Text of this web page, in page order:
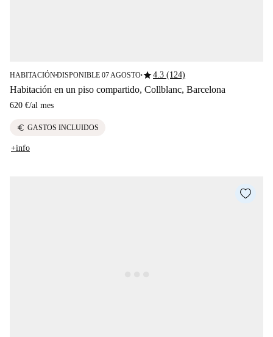
HABITACIÓN■DISPONIBLE 07 AGOSTO■star4.3 (124)
Habitación en un piso compartido, Collblanc, Barcelona
620 €/al mes
euro GASTOS INCLUIDOS
+info